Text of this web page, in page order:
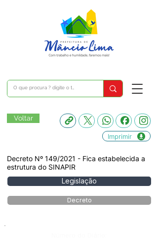
Voltar
Imprimir
Decreto Nº 149/2021 - Fica estabelecida a
estrutura do SINAPIR
Legislação
Decreto